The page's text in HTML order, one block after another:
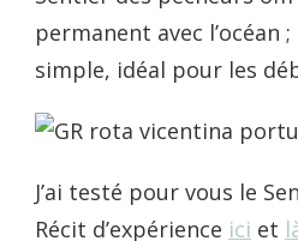
permanent avec l’océan
simple, idéal pour les
J’ai testé pour vous le
Récit d’expérience ici et